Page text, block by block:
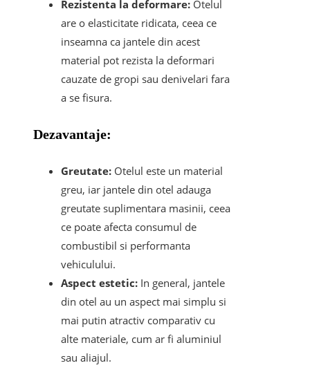
Rezistenta la deformare: Otelul
are o elasticitate ridicata, ceea ce
inseamna ca jantele din acest
material pot rezista la deformari
cauzate de gropi sau denivelari fara
a se fisura.
Dezavantaje:
Greutate: Otelul este un material
greu, iar jantele din otel adauga
greutate suplimentara masinii, ceea
ce poate afecta consumul de
combustibil si performanta
vehiculului.
Aspect estetic: In general, jantele
din otel au un aspect mai simplu si
mai putin atractiv comparativ cu
alte materiale, cum ar fi aluminiul
sau aliajul.